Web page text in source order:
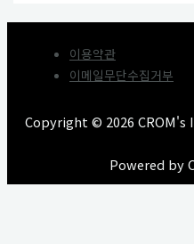
이용약관
이메일무단수집거부
Copyright © 2026 CROM's
Powered by